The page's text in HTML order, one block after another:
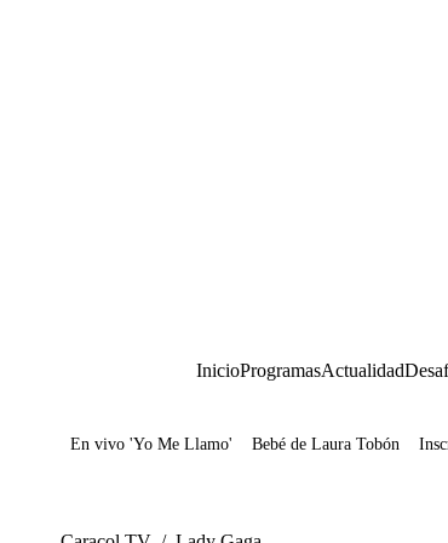
InicioProgramasActualidad
Juegos
En vivo 'Yo Me Llamo' Bebé de Laura Tobón